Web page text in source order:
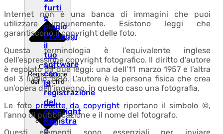
Chiudi
Registrazione
del marchio
furti
e
plagio
Proteggi
il
tuo
software
con
la
registrazione
del
copyright
Registra
e
Internet non è una banca di immagini che puoi
utilizzare impunemente. Esistono leggi che
garantiscono il copyright delle foto.
Questa terminologia è l’equivalente inglese
dell’espressione copyright fotografico. Il diritto d’autore
è regolato da due leggi: una dell’11 marzo 1957 e l’altra
del 3 luglio 1986. L’autore è la persona fisica che crea
un’opera dell’ingegno, in questo caso una fotografia.
Le foto protette da copyrightriportano il simbolo ©,
l’anno di pubblicazione e il nome del fotografo.